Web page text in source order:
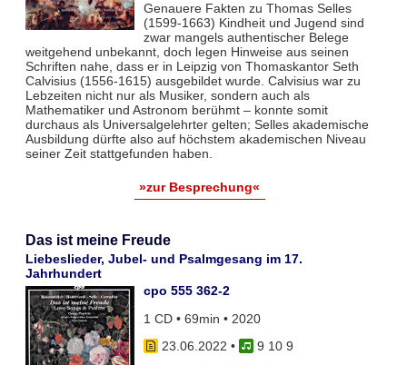
Genauere Fakten zu Thomas Selles
(1599-1663) Kindheit und Jugend sind
zwar mangels authentischer Belege
weitgehend unbekannt, doch legen Hinweise aus seinen
Schriften nahe, dass er in Leipzig von Thomaskantor Seth
Calvisius (1556-1615) ausgebildet wurde. Calvisius war zu
Lebzeiten nicht nur als Musiker, sondern auch als
Mathematiker und Astronom berühmt – konnte somit
durchaus als Universalgelehrter gelten; Selles akademische
Ausbildung dürfte also auf höchstem akademischen Niveau
seiner Zeit stattgefunden haben.
»zur Besprechung«
Das ist meine Freude
Liebeslieder, Jubel- und Psalmgesang im 17.
Jahrhundert
cpo 555 362-2
1 CD • 69min • 2020
23.06.2022 •
9 10 9